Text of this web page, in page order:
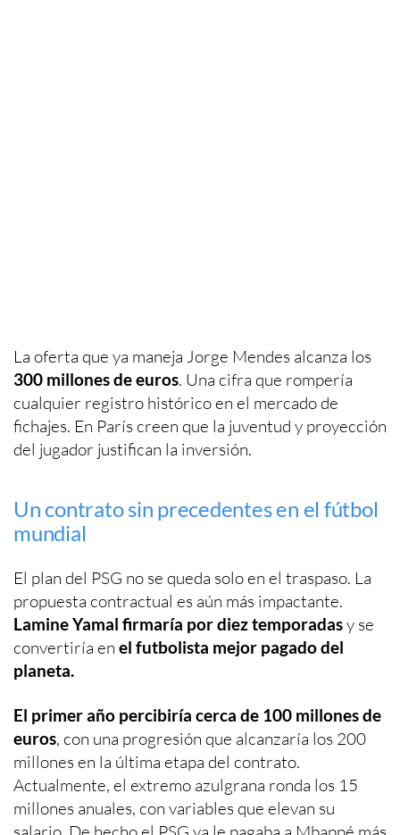
La oferta que ya maneja Jorge Mendes alcanza los
300 millones de euros. Una cifra que rompería
cualquier registro histórico en el mercado de
fichajes. En París creen que la juventud y proyección
del jugador justifican la inversión.
Un contrato sin precedentes en el fútbol
mundial
El plan del PSG no se queda solo en el traspaso. La
propuesta contractual es aún más impactante.
Lamine Yamal firmaría por diez temporadasy se
convertiría en el futbolista mejor pagado del
planeta.
El primer año percibiría cerca de 100 millones de
euros, con una progresión que alcanzaría los 200
millones en la última etapa del contrato.
Actualmente, el extremo azulgrana ronda los 15
millones anuales, con variables que elevan su